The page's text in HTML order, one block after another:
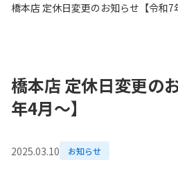
橋本店 定休日変更のお知らせ【令和7
橋本店 定休日変更の
年4月～】
2025.03.10 お知らせ